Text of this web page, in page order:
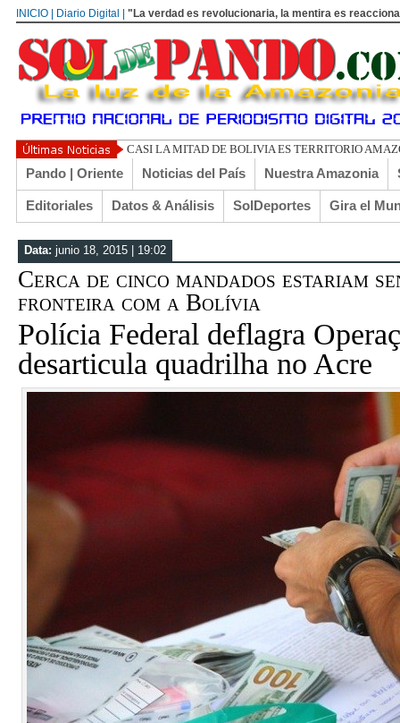
INICIO | Diario Digital | "La verdad es revolucionaria, la mentira es
CASI LA MITAD DE BOLIVIA ES TERRITORIO
Pando | Oriente Noticias del País Nuestra Amazonia
Editoriales Datos & Análisis SolDeportes Gira el
Data: junio 18, 2015 | 19:02
Cerca de cinco mandados estariam
fronteira com a Bolívia
Polícia Federal deflagra
desarticula quadrilha no Acre